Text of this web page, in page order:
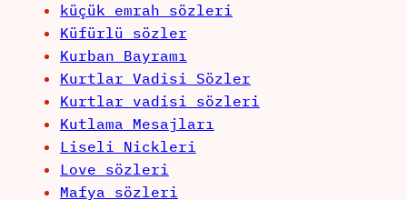
küçük emrah sözleri
Küfürlü sözler
Kurban Bayramı
Kurtlar Vadisi Sözler
Kurtlar vadisi sözleri
Kutlama Mesajları
Liseli Nickleri
Love sözleri
Mafya sözleri